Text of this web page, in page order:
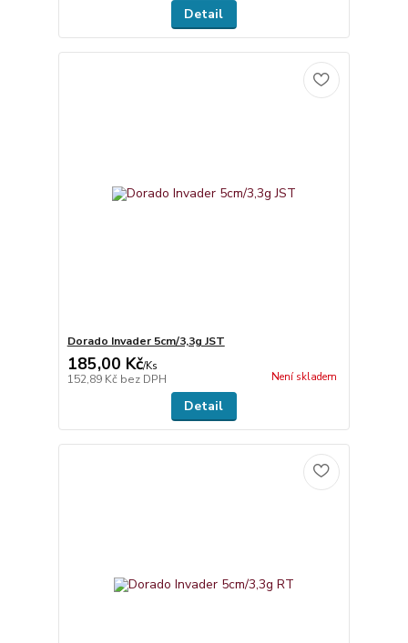
Detail
Dorado Invader 5cm/3,3g JST
185,00 Kč/Ks
152,89 Kč bez DPH Není skladem
Detail